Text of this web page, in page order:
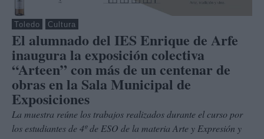
Toledo Cultura
El alumnado del IES Enrique de Arfe
inaugura la exposición colectiva
“Arteen” con más de un centenar de
obras en la Sala Municipal de
Exposiciones
La muestra reúne los trabajos realizados durante el curso por
los estudiantes de 4º de ESO de la materia Arte y Expresión y